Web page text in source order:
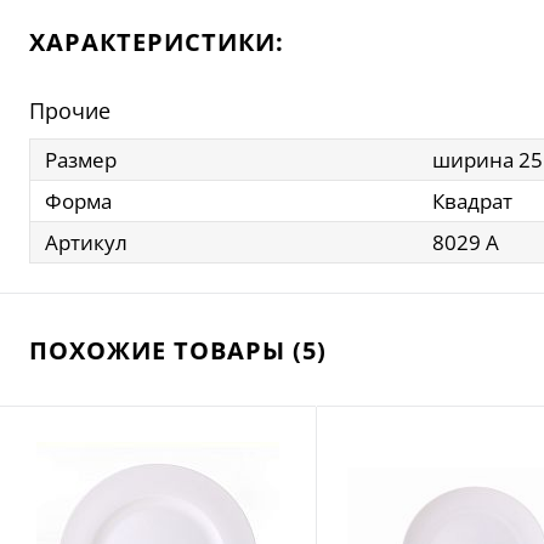
ХАРАКТЕРИСТИКИ:
Прочие
Размер
ширина
Форма
Квадрат
Артикул
8029 А
ПОХОЖИЕ ТОВАРЫ (5)